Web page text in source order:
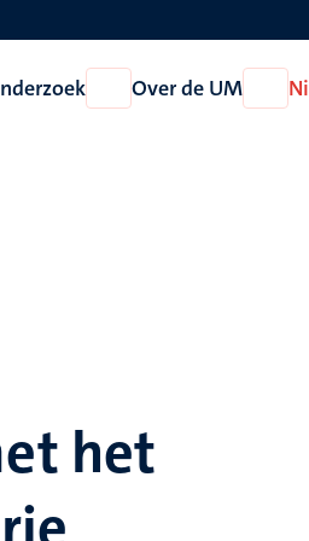
Open
Onderzoek
Over de UM
Open
Over
het